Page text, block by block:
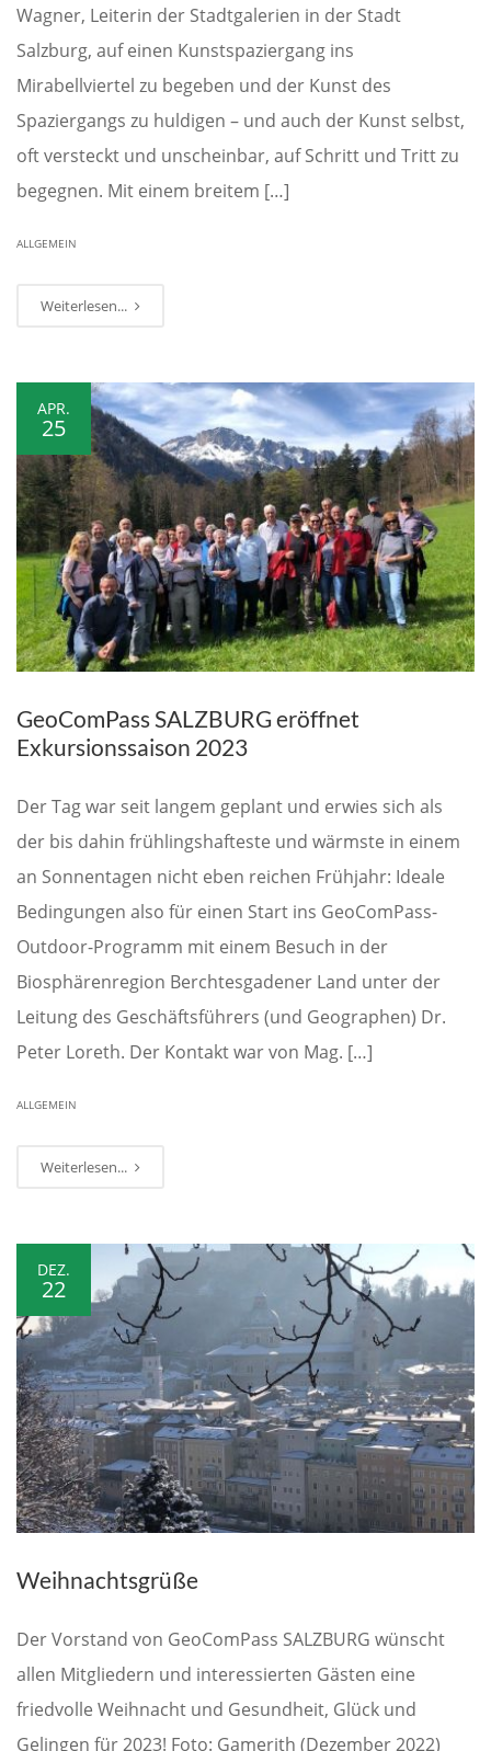
Wagner, Leiterin der Stadtgalerien in der Stadt
Salzburg, auf einen Kunstspaziergang ins
Mirabellviertel zu begeben und der Kunst des
Spaziergangs zu huldigen – und auch der Kunst selbst,
oft versteckt und unscheinbar, auf Schritt und Tritt zu
begegnen. Mit einem breitem […]
ALLGEMEIN
Weiterlesen...
APR.
25
GeoComPass SALZBURG eröffnet
Exkursionssaison 2023
Der Tag war seit langem geplant und erwies sich als
der bis dahin frühlingshafteste und wärmste in einem
an Sonnentagen nicht eben reichen Frühjahr: Ideale
Bedingungen also für einen Start ins GeoComPass-
Outdoor-Programm mit einem Besuch in der
Biosphärenregion Berchtesgadener Land unter der
Leitung des Geschäftsführers (und Geographen) Dr.
Peter Loreth. Der Kontakt war von Mag. […]
ALLGEMEIN
Weiterlesen...
DEZ.
22
Weihnachtsgrüße
Der Vorstand von GeoComPass SALZBURG wünscht
allen Mitgliedern und interessierten Gästen eine
friedvolle Weihnacht und Gesundheit, Glück und
Gelingen für 2023! Foto: Gamerith (Dezember 2022)